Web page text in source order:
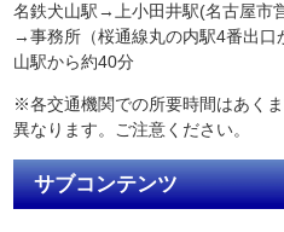
名鉄犬山駅→上小田井駅(名古屋市
→事務所（桜通線丸の内駅4番出口
山駅から約40分
※各交通機関での所要時間はあく
異なります。ご注意ください。
サブコンテンツ